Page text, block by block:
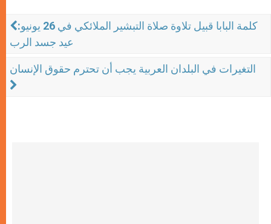
كلمة البابا قبيل تلاوة صلاة التبشير الملائكي في 26 يونيو:
عيد جسد الرب
التغيرات في البلدان العربية يجب أن تحترم حقوق الإنسان